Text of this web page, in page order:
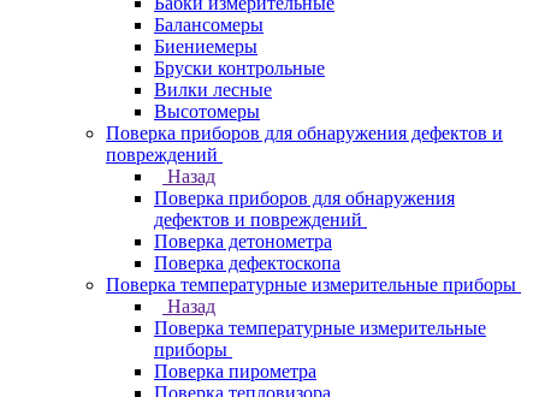
Балансомеры
Биениемеры
Бруски контрольные
Вилки лесные
Высотомеры
Поверка приборов для обнаружения дефектов и
повреждений
Назад
Поверка приборов для обнаружения
дефектов и повреждений
Поверка детонометра
Поверка дефектоскопа
Поверка температурные измерительные приборы
Назад
Поверка температурные измерительные
приборы
Поверка пирометра
Поверка тепловизора